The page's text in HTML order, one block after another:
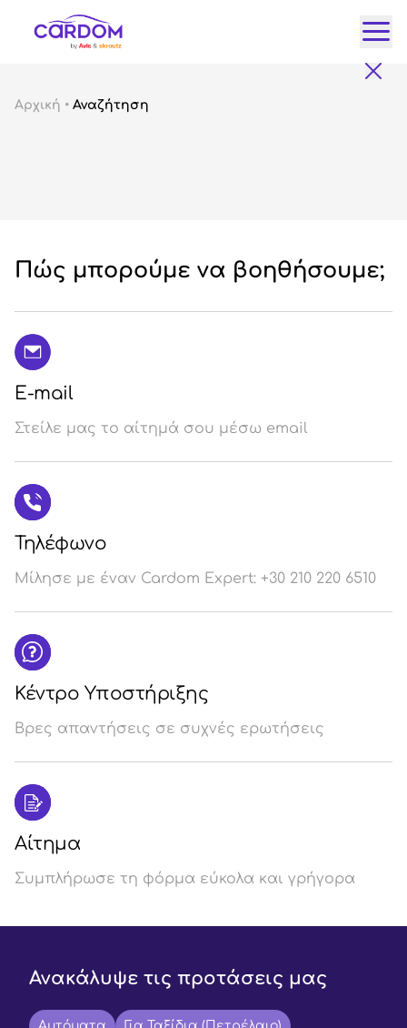
Αρχική • Αναζήτηση
Πώς μπορούμε να βοηθήσουμε;
E-mail
Στείλε μας το αίτημά σου μέσω email
Τηλέφωνο
Μίλησε με έναν Cardom Expert: +30 210 220 6510
Κέντρο Υποστήριξης
Βρες απαντήσεις σε συχνές ερωτήσεις
Αίτημα
Συμπλήρωσε τη φόρμα εύκολα και γρήγορα
Ανακάλυψε τις προτάσεις μας